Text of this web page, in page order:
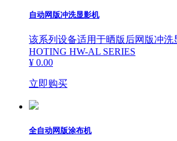
自动网版冲洗显影机
该系列设备适用于晒版后网版冲
HOTING HW-AL SERIES
¥ 0.00
立即购买
全自动网版涂布机